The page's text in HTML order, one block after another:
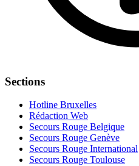
Sections
Hotline Bruxelles
Rédaction Web
Secours Rouge Belgique
Secours Rouge Genève
Secours Rouge International
Secours Rouge Toulouse